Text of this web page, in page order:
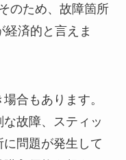
のため、故障箇所
済的と言えま
合もあります。
故障、スティッ
問題が発生して